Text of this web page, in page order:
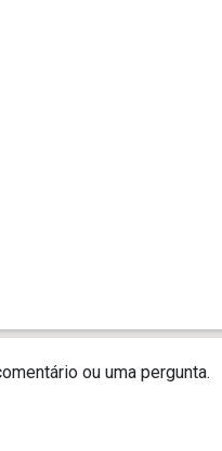
ou uma pergunta.